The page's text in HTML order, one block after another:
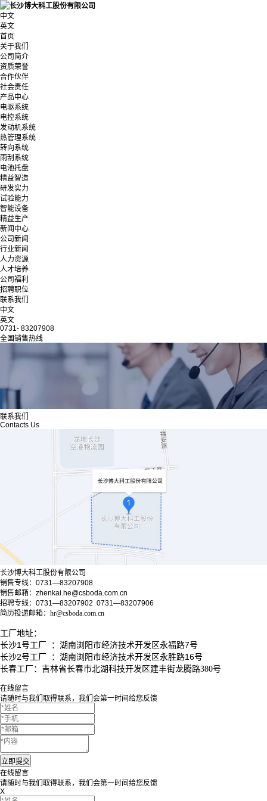
中文
英文
首页
关于我们
公司简介
资质荣誉
合作伙伴
社会责任
产品中心
电驱系统
电控系统
发动机系统
热管理系统
转向系统
雨刮系统
电池托盘
精益智造
研发实力
试验能力
智能设备
精益生产
新闻中心
公司新闻
行业新闻
人力资源
人才培养
公司福利
招聘职位
联系我们
中文
英文
0731- 83207908
全国销售热线
联系我们
Contacts Us
长沙博大科工股份有限公司
销售专线：0731—83207908
销售邮箱：zhenkai.he@csboda.com.cn
招聘专线：0731—83207902 0731—83207906
简历投递邮箱：hr@csboda.com.cn
工厂地址：
长沙1号工厂 ：湖南浏阳市经济技术开发区永福路7号
长沙2号工厂 ：湖南浏阳市经济技术开发区永胜路16号
长春工厂： 吉林省长春市北湖科技开发区建丰街龙腾路380号
在线留言
请随时与我们取得联系，我们会第一时间给您反馈
在线留言
请随时与我们取得联系，我们会第一时间给您反馈
X